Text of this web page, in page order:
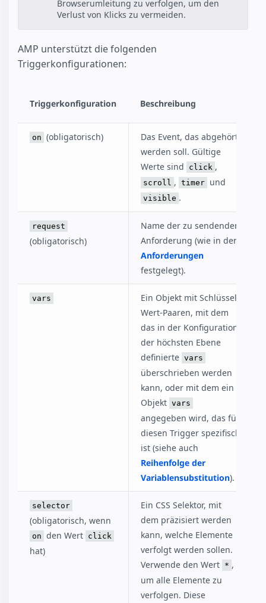
Browserumleitung zu verfolgen, um den
Verlust von Klicks zu vermeiden.
AMP unterstützt die folgenden
Triggerkonfigurationen:
Triggerkonfiguration Beschreibung
on (obligatorisch)
Das Event, das abgehört
werden soll. Gültige
Werte sind
click ,
scroll , timer und
visible .
request
(obligatorisch)
Name der zu sendenden
Anforderung (wie in den
Anforderungen
festgelegt).
vars
Ein Objekt mit Schlüssel-
Wert-Paaren, mit dem
das in der Konfiguration
der höchsten Ebene
definierte vars
überschrieben werden
kann, oder mit dem ein
Objekt vars
angegeben wird, das für
diesen Trigger spezifisch
ist (siehe auch
Reihenfolge der
Variablensubstitution).
selector
(obligatorisch, wenn
on den Wert click
hat)
Ein CSS Selektor, mit
dem präzisiert werden
kann, welche Elemente
verfolgt werden sollen.
Verwende den Wert * ,
um alle Elemente zu
verfolgen. Diese